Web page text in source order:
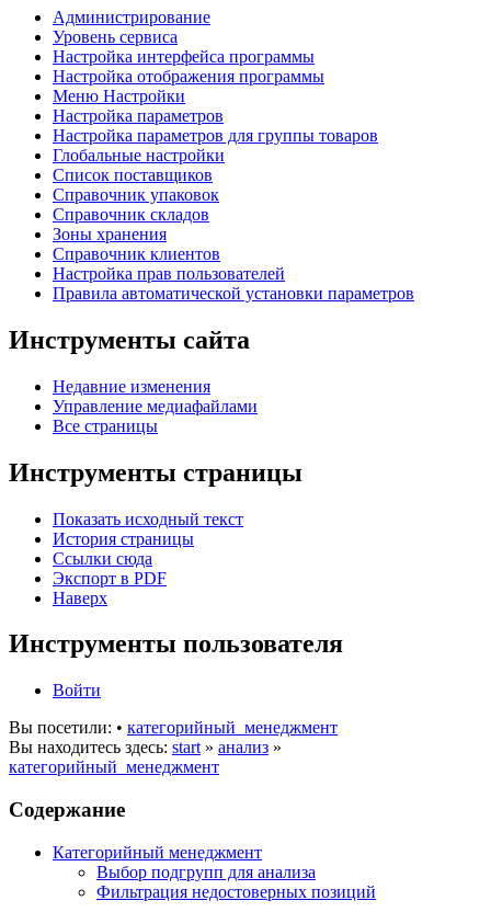
Администрирование
Уровень сервиса
Настройка интерфейса программы
Настройка отображения программы
Меню Настройки
Настройка параметров
Настройка параметров для группы товаров
Глобальные настройки
Список поставщиков
Справочник упаковок
Справочник складов
Зоны хранения
Справочник клиентов
Настройка прав пользователей
Правила автоматической установки параметров
Инструменты сайта
Недавние изменения
Управление медиафайлами
Все страницы
Инструменты страницы
Показать исходный текст
История страницы
Ссылки сюда
Экспорт в PDF
Наверх
Инструменты пользователя
Войти
Вы посетили: • категорийный_менеджмент
Вы находитесь здесь: start » анализ »
категорийный_менеджмент
Содержание
Категорийный менеджмент
Выбор подгрупп для анализа
Фильтрация недостоверных позиций